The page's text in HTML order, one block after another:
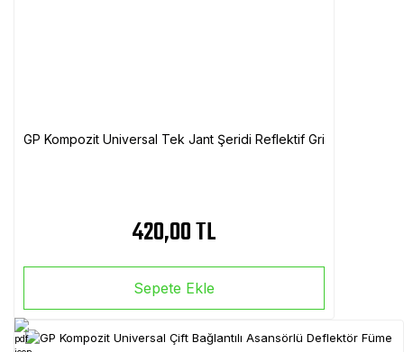
GP Kompozit Universal Tek Jant Şeridi Reflektif Gri
420,00 TL
Sepete Ekle